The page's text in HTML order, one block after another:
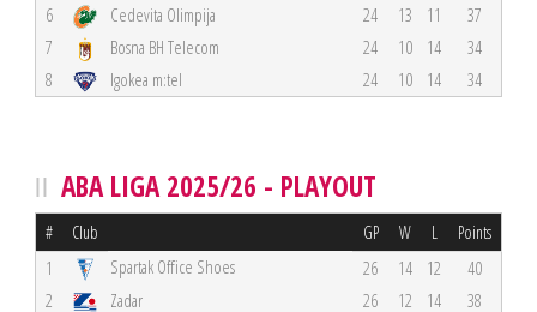
6
Cedevita Olimpija 24 13 11
37
7
Bosna BH Telecom 24 10 14
34
8
Igokea m:tel 24 10 14 34
ABA LIGA 2025/26 - PLAYOUT
# Club GP W L Points
1 Spartak Office Shoes 26 14 12
40
2
Zadar 26 12 14 38